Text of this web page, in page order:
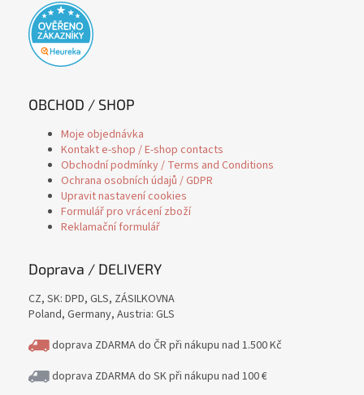
OBCHOD / SHOP
Moje objednávka
Kontakt e-shop / E-shop contacts
Obchodní podmínky / Terms and Conditions
Ochrana osobních údajů / GDPR
Upravit nastavení cookies
Formulář pro vrácení zboží
Reklamační formulář
Doprava / DELIVERY
CZ, SK: DPD, GLS, ZÁSILKOVNA
Poland, Germany, Austria: GLS
doprava ZDARMA do ČR při nákupu nad 1.500 Kč
doprava ZDARMA do SK při nákupu nad 100 €